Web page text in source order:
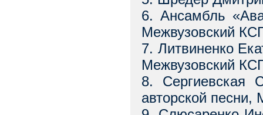
6. Ансамбль
Межвузовский
7. Литвиненко
Межвузовский
8. Сергиевская
авторской